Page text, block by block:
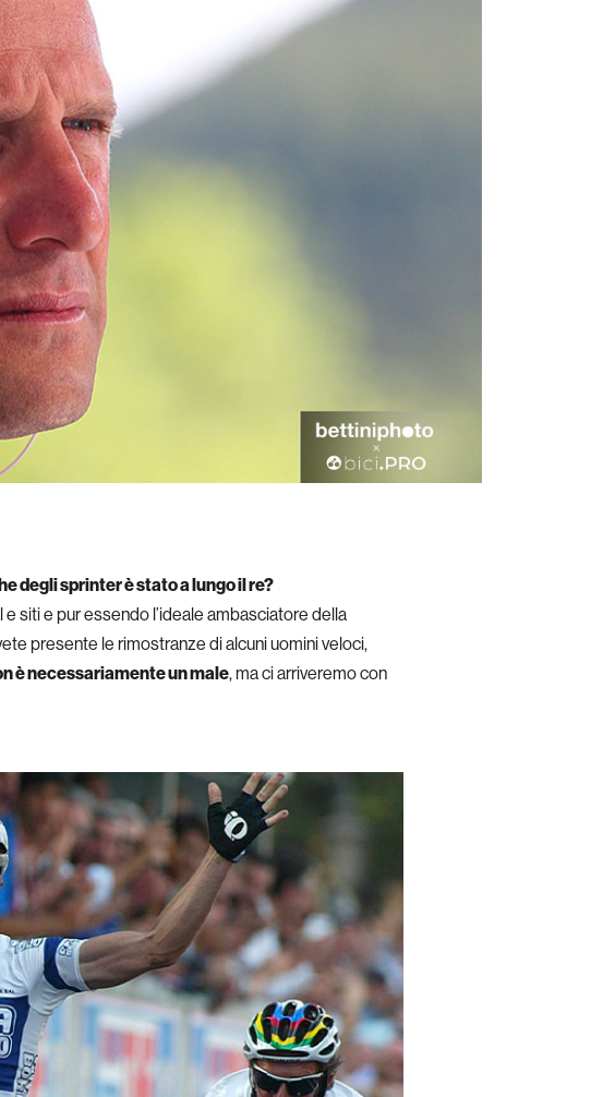
degli sprinter è stato a lungo il re?
siti e pur essendo l’ideale ambasciatore della
presente le rimostranze di alcuni uomini veloci,
è necessariamente un male, ma ci arriveremo con